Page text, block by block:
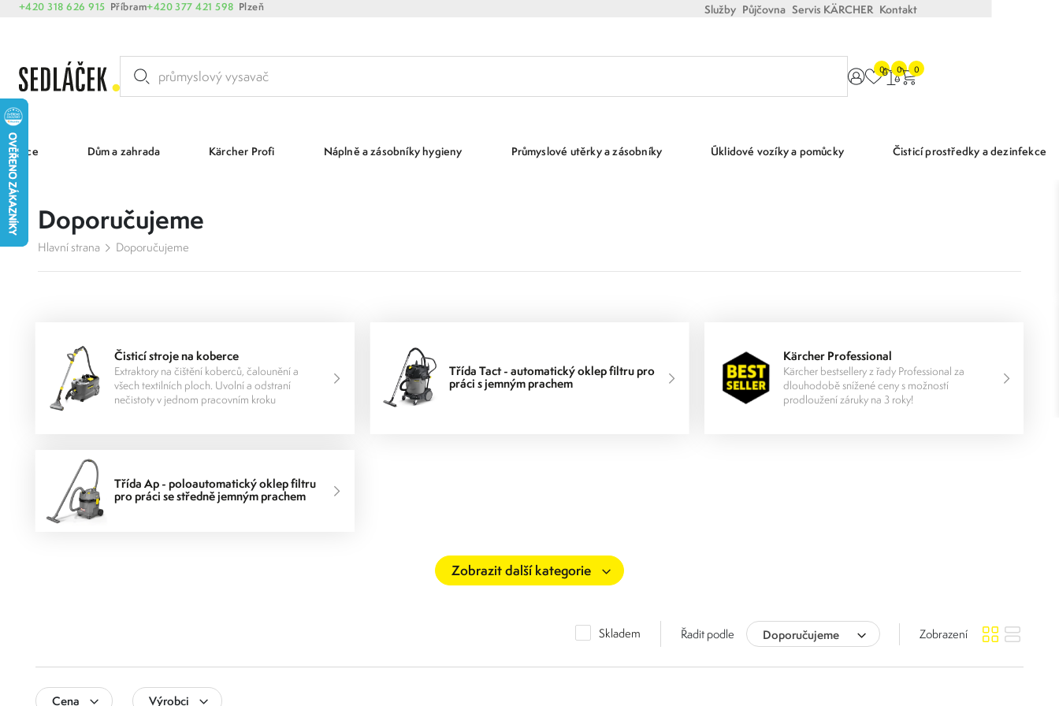
+420 318 626 915 Příbram+420 377 421 598 Plzeň Služby Půjčovna Servis KÄRCHER Kontakt
0 0 0
Akce Dům a zahrada Kärcher Profi Náplně a zásobníky hygieny Průmyslové utěrky a zásobníky Úklidové vozíky a pomůcky Čisticí prostředky a dezinfekce
Doporučujeme
Hlavní strana Doporučujeme
Čisticí stroje na koberce
Extraktory na čištění koberců, čalounění a
všech textilních ploch. Uvolní a odstraní
nečistoty v jednom pracovním kroku
Třída Tact - automatický oklep filtru pro
práci s jemným prachem
Kärcher Professional
Kärcher bestsellery z řady Professional za
dlouhodobě snížené ceny s možností
prodloužení záruky na 3 roky!
Třída Ap - poloautomatický oklep filtru
pro práci se středně jemným prachem
Skladem Řadit podle Doporučujeme Zobrazení
Cena Výrobci